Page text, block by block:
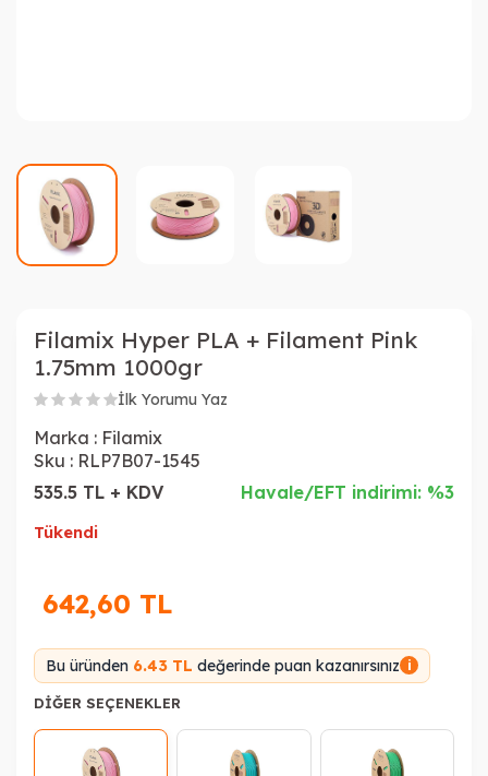
Filamix Hyper PLA + Filament Pink
1.75mm 1000gr
İlk Yorumu Yaz
Marka : Filamix
Sku : RLP7B07-1545
535.5 TL + KDV
Havale/EFT indirimi: %3
Tükendi
642,60 TL
Bu üründen 6.43 TL değerinde puan kazanırsınız i
DIĞER SEÇENEKLER